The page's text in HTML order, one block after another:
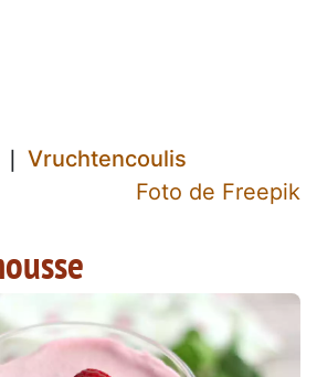
Vruchtencoulis
Foto de Freepik